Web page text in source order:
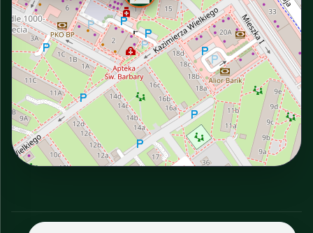
INTERACTIVE VIEW